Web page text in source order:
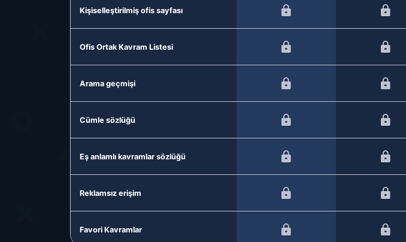
Kişiselleştirilmiş ofis sayfası
Ofis Ortak Kavram Listesi
Arama geçmişi
Cümle sözlüğü
Eş anlamlı kavramlar sözlüğü
Reklamsız erişim
Favori Kavramlar